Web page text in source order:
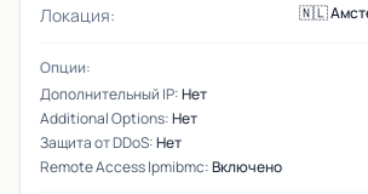
Локация: 🇳🇱
Опции:
Дополнительный IP:Нет
Additional Options:Нет
Защита от DDoS:Нет
Remote Access Ipmibmc:Включено